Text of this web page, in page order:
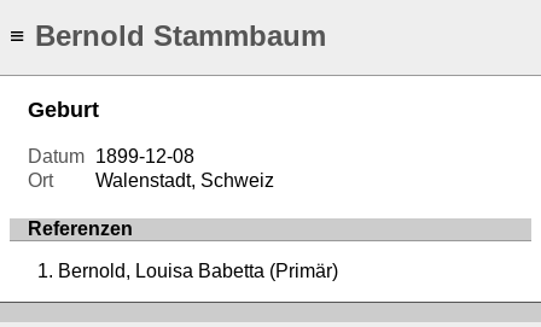
≡ Bernold Stammbaum
Geburt
Datum 1899-12-08
Ort
Walenstadt, Schweiz
Referenzen
Bernold, Louisa Babetta (Primär)